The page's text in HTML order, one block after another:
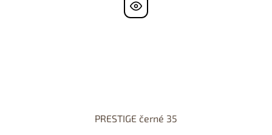
PRESTIGE černé 35